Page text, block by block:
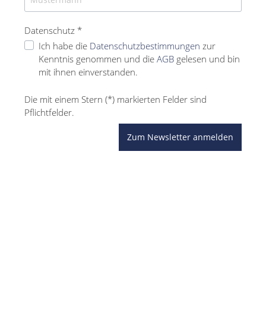
Datenschutz *
Ich habe die Datenschutzbestimmungen zur
Kenntnis genommen und die AGB gelesen und bin
mit ihnen einverstanden.
Die mit einem Stern (*) markierten Felder sind
Pflichtfelder.
Zum Newsletter anmelden